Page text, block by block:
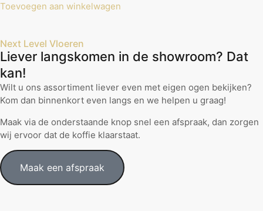
Toevoegen aan winkelwagen
Next Level Vloeren
Liever langskomen in de showroom? Dat
kan!
Wilt u ons assortiment liever even met eigen ogen bekijken?
Kom dan binnenkort even langs en we helpen u graag!
Maak via de onderstaande knop snel een afspraak, dan zorgen
wij ervoor dat de koffie klaarstaat.
Maak een afspraak